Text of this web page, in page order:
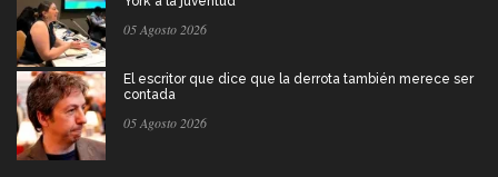
05 Agosto 2026
El escritor que dice que la derrota también merece ser
contada
05 Agosto 2026